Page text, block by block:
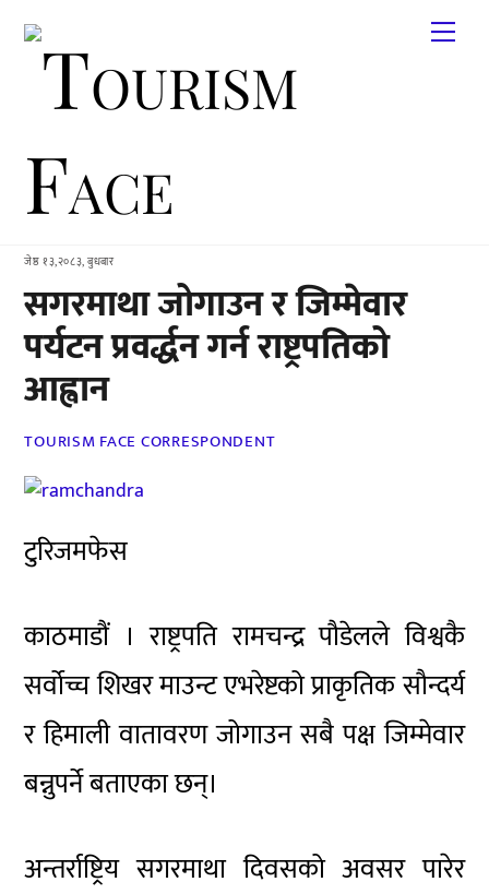
Skip
content
जेष्ठ १३,२०८३, बुधबार
सगरमाथा जोगाउन र जिम्मेवार
पर्यटन प्रवर्द्धन गर्न राष्ट्रपतिको
आह्वान
TOURISM FACE CORRESPONDENT
टुरिजमफेस
काठमाडौं । राष्ट्रपति रामचन्द्र पौडेलले विश्वकै
सर्वोच्च शिखर माउन्ट एभरेष्टको प्राकृतिक सौन्दर्य
र हिमाली वातावरण जोगाउन सबै पक्ष जिम्मेवार
बन्नुपर्ने बताएका छन्।
अन्तर्राष्ट्रिय सगरमाथा दिवसको अवसर पारेर